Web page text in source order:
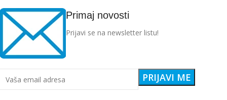
Primaj novosti
Prijavi se na newsletter listu!